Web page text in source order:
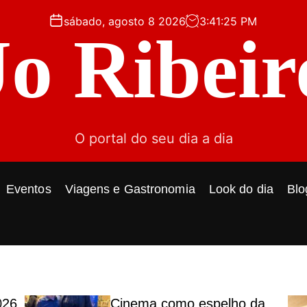
sábado, agosto 8 2026 3:41:27 PM
O portal do seu dia a dia
Eventos Viagens e Gastronomia Look do dia
Cinema como espelho da